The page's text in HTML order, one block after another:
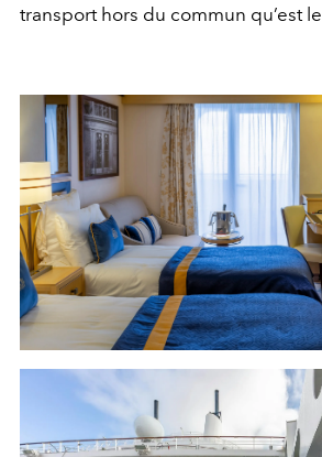
transport hors du commun qu’est le